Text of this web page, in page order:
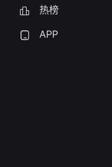
热榜
APP